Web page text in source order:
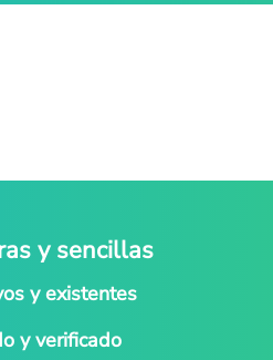
y sencillas
y existentes
y verificado